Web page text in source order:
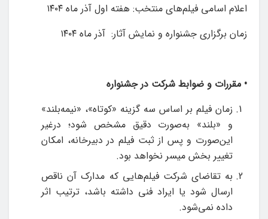
اعلام اسامی فیلم‎‌‌های منتخب: هفته اول آذر ماه ۱۴۰۴
زمان برگزاری جشنواره و نمایش آثار: آذر ماه ۱۴۰۴
• مقررات و ضوابط شرکت در جشنواره
زمان فیلم بر اساس سه گزینه «کوتاه»، «نیمه‌بلند»
و «بلند» به‌صورت دقیق مشخص شود؛ درغیر
این‌صورت و پس از ثبت فیلم در دبیرخانه، امکان
تغییر بخش میسر نخواهد بود.
به تقاضای شرکت فیلم‌هایی که مدارک آن ناقص
ارسال شود یا ایراد فنی داشته باشد، ترتیب اثر
داده نمی‌شود.